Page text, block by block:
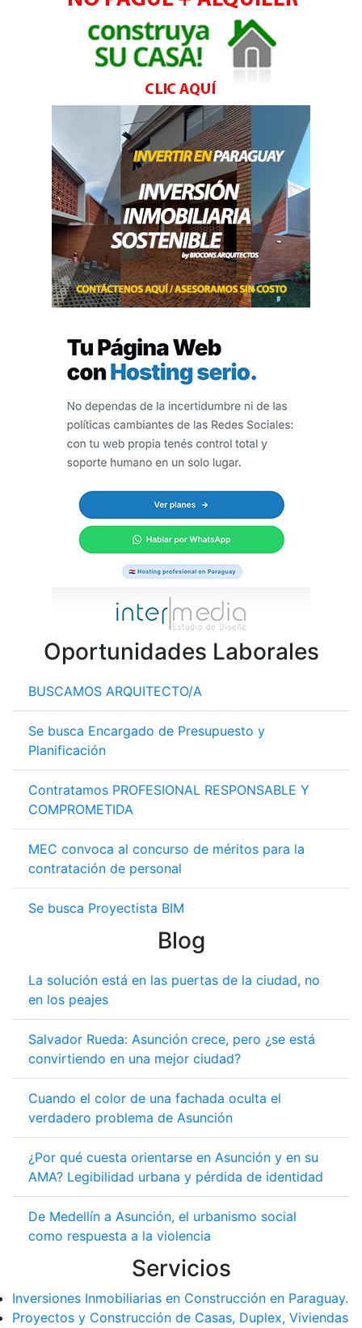
Oportunidades Laborales
BUSCAMOS ARQUITECTO/A
Se busca Encargado de Presupuesto y
Planificación
Contratamos PROFESIONAL RESPONSABLE Y
COMPROMETIDA
MEC convoca al concurso de méritos para la
contratación de personal
Se busca Proyectista BIM
Blog
La solución está en las puertas de la ciudad, no
en los peajes
Salvador Rueda: Asunción crece, pero ¿se está
convirtiendo en una mejor ciudad?
Cuando el color de una fachada oculta el
verdadero problema de Asunción
¿Por qué cuesta orientarse en Asunción y en su
AMA? Legibilidad urbana y pérdida de identidad
De Medellín a Asunción, el urbanismo social
como respuesta a la violencia
Servicios
Inversiones Inmobiliarias en Construcción en Paraguay.
Proyectos y Construcción de Casas, Duplex, Viviendas